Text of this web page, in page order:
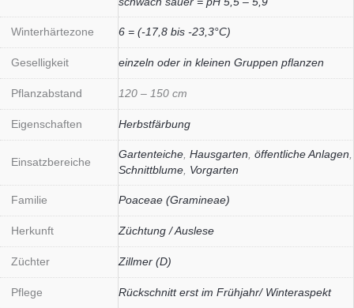
Winterhärtezone 6 = (-17,8 bis -23,3°C)
Geselligkeit einzeln oder in kleinen Gruppen pflanzen
Pflanzabstand 120 – 150 cm
Eigenschaften Herbstfärbung
Einsatzbereiche
Gartenteiche Hausgarten öffentliche Anlagen
Schnittblume Vorgarten
Familie Poaceae (Gramineae)
Herkunft Züchtung / Auslese
Züchter Zillmer (D)
Pflege Rückschnitt erst im Frühjahr/ Winteraspekt